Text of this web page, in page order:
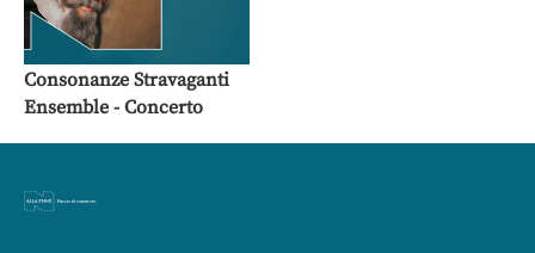
LETTERATURA
POLITICA SCIENZE
Consonanze Stravaganti
Ensemble - Concerto